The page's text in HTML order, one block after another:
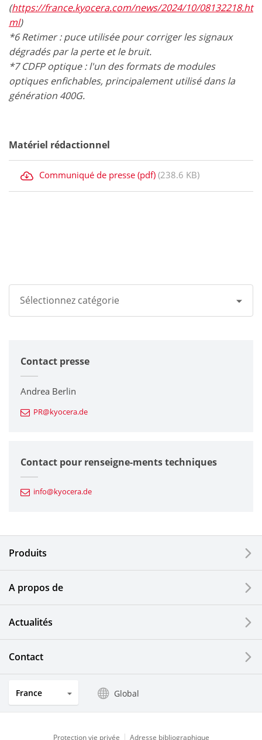
(https://france.kyocera.com/news/2024/10/08132218.ht
ml)
*6 Retimer : puce utilisée pour corriger les signaux
dégradés par la perte et le bruit.
*7 CDFP optique : l'un des formats de modules
optiques enfichables, principalement utilisé dans la
génération 400G.
Matériel rédactionnel
Communiqué de presse (pdf) (238.6 KB)
Sélectionnez catégorie
Groupe Kyocera
Imprimantes / Multifonctions
Composants en céramique fine
Composants automobiles
Composants électroniques
Composants optiques
Ecrans LCD et solutions tactiles
Systèmes électriques solaires
Produits de cuisine
Contact presse
Andrea Berlin
PR@kyocera.de
Contact pour renseigne-ments techniques
info@kyocera.de
Produits
A propos de
Actualités
Contact
France Global
Protection vie privée Adresse bibliographique